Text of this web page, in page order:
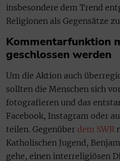
insbesondere dem Trend
Religionen als Gegensätze
Kommentarfunktion
geschlossen werden
Um die Aktion auch
sollten die Menschen sich
fotografieren und das
Facebook, Instagram oder
teilen. Gegenüber dem SWR
Katholischen Jugend,
gehe, einen interreligiösen